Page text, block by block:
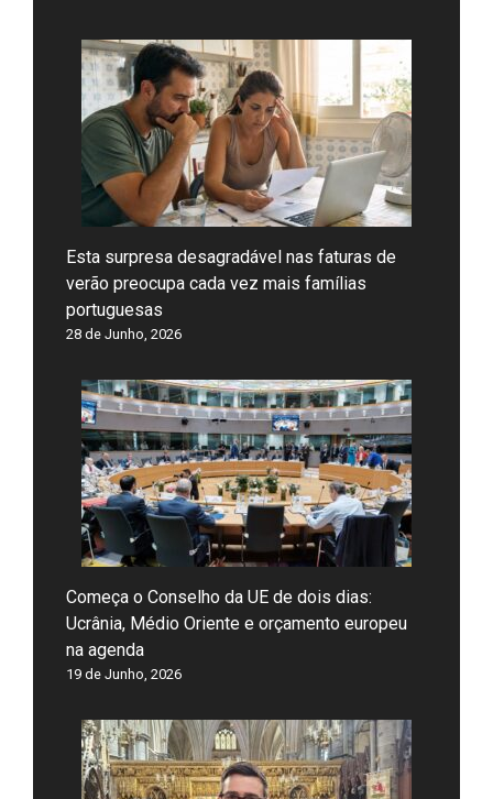
Esta surpresa desagradável nas faturas de
verão preocupa cada vez mais famílias
portuguesas
28 de Junho, 2026
Começa o Conselho da UE de dois dias:
Ucrânia, Médio Oriente e orçamento europeu
na agenda
19 de Junho, 2026